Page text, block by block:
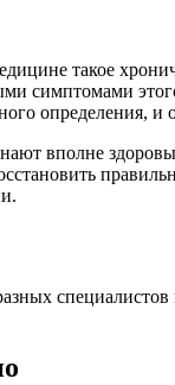
такое
определения,
вполне